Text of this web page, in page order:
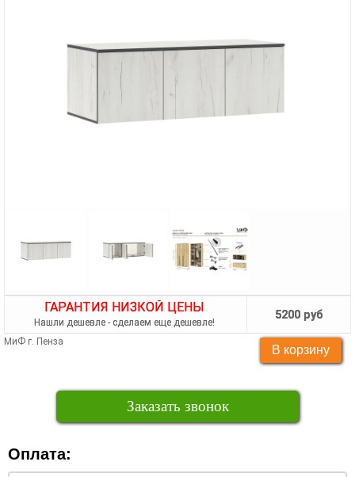
ГАРАНТИЯ НИЗКОЙ ЦЕНЫ
Нашли дешевле - сделаем еще дешевле!
5200 руб
МиФ г. Пенза
Заказать звонок
Оплата: